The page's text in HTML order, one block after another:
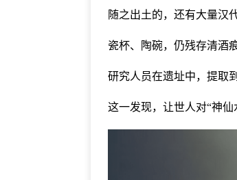
随之出土的，还有大量汉
瓷杯、陶碗，仍残存清酒痕
研究人员在遗址中，提取
这一发现，让世人对“神仙